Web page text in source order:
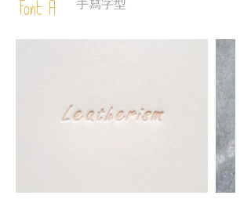
Font A 手寫字型